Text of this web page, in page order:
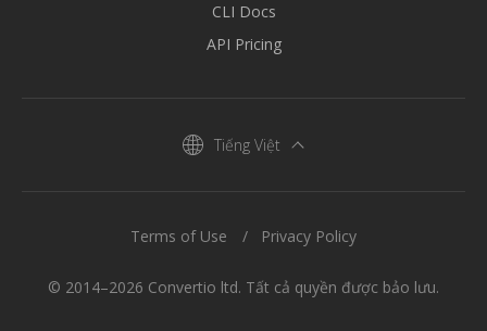
CLI Docs
API Pricing
Tiếng Việt
© 2014–2026 Convertio ltd. Tất cả quyền được bảo lưu.
Terms of Use Privacy Policy